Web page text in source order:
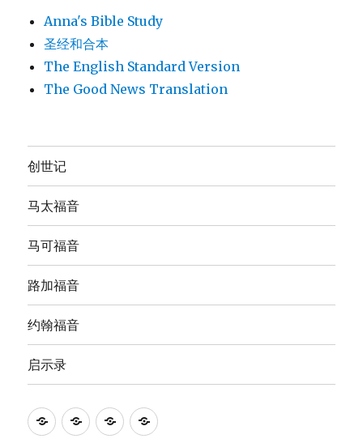
Anna's Bible Study
圣经和合本
The English Standard Version
The Good News Translation
创世记
马太福音
马可福音
路加福音
约翰福音
启示录
Anna's
圣
The The